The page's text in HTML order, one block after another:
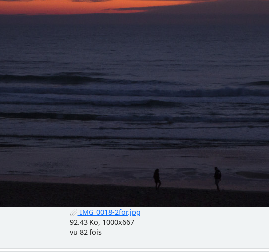
IMG_0018-2for.jpg
92.43 Ko, 1000x667
vu 82 fois